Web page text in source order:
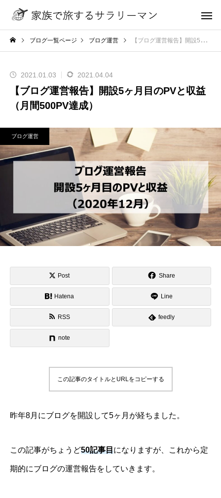
ブログ一覧ページ ブログ運営 【ブログ運営報告】開設5ヶ月目のPVと収益（月間500PV達成）
2021.01.03 2021.04.04
【ブログ運営報告】開設5ヶ月目のPVと収益
（月間500PV達成）
ブログ運営
Post Share
Hatena Line
RSS feedly
note
この記事のタイトルとURLをコピーする
昨年8月にブログを開設して5ヶ月が経ちました。
この記事がちょうど50記事目になりますが、これから定
期的にブログの運営報告をしていきます。